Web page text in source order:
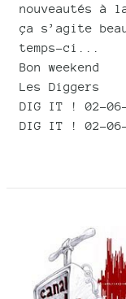
nouveautés à
ça s’agite
temps-ci...
Bon weekend
Les Diggers
DIG IT ! 02-
DIG IT ! 02-